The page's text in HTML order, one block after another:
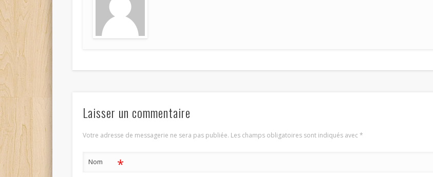
Laisser un commentaire
Votre adresse de messagerie ne sera pas publiée. Les champs obligatoires sont indiqués avec*
Nom *